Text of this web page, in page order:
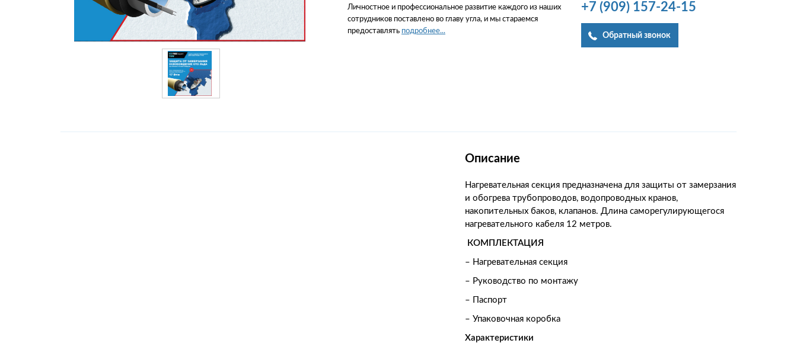
Личностное и профессиональное развитие каждого из наших
сотрудников поставлено во главу угла, и мы стараемся
предоставлять подробнее...
+7 (909)157-24-15
Обратный звонок
Описание
Нагревательная секция предназначена для защиты от замерзания
и обогрева трубопроводов, водопроводных кранов,
накопительных баков, клапанов. Длина саморегулирующегося
нагревательного кабеля 12 метров.
КОМПЛЕКТАЦИЯ
– Нагревательная секция
– Руководство по монтажу
– Паспорт
– Упаковочная коробка
Характеристики